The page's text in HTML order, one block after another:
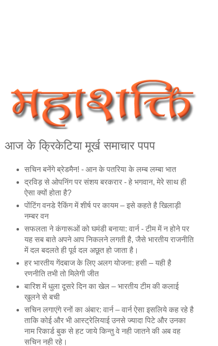
आज के क्रिकेटिया मूर्ख समाचार पपप
सचिन बनेंगे ब्रेडमैन! - आन के पतरिया के लम्‍ब लम्‍बा भात
द्रविड़ से ओपनिंग पर संशय बरकरार - हे भगवान, मेरे साथ ही
ऐसा क्‍यों होता है?
पोंटिंग वनडे रैकिंग में शीर्ष पर कायम – इसे कहते है खिलाड़ी
नम्‍बर वन
सफलता ने कंगारूओं को घमंडी बनाया: वार्न - टीम में न होने पर
यह सब बाते अपने आप निकलने लगती है, जैसे भारतीय राजनीति
में दल बदलते ही पूर्व दल अछूत हो जाता है।
हर भारतीय गेंदबाज के लिए अलग योजना: हसी – यही है
रणनीति तभी तो मिलेगी जीत
बारिश में धुला दूसरे दिन का खेल – भारतीय टीम की कलाई
खुलने से बची
सचिन लगाएंगे रनों का अंबार: वार्न – वार्न ऐसा इसलिये कह रहे है
ताकि कोई और भी आस्‍ट्रेलियाई उनसे ज्‍यादा पिटे और उनका
नाम रिकार्ड बुक से हट जाये किन्‍तु वे नही जातने की अब वह
सचिन नही रहे।